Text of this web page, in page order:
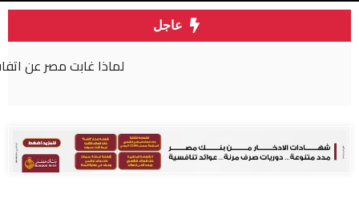
عاجل
لماذا غابت مصر عن اتفاقية مكة للدفاع المشترك؟